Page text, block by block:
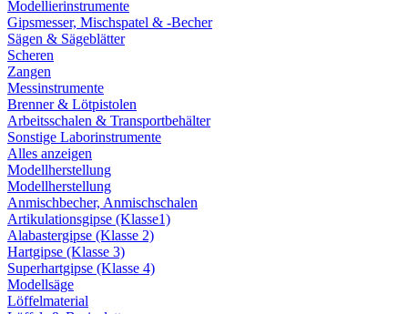
Modellierinstrumente
Gipsmesser, Mischspatel & -Becher
Sägen & Sägeblätter
Scheren
Zangen
Messinstrumente
Brenner & Lötpistolen
Arbeitsschalen & Transportbehälter
Sonstige Laborinstrumente
Alles anzeigen
Modellherstellung
Modellherstellung
Anmischbecher, Anmischschalen
Artikulationsgipse (Klasse1)
Alabastergipse (Klasse 2)
Hartgipse (Klasse 3)
Superhartgipse (Klasse 4)
Modellsäge
Löffelmaterial